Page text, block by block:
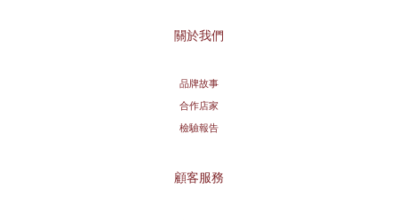
關於我們
品牌故事
合作店家
檢驗報告
顧客服務